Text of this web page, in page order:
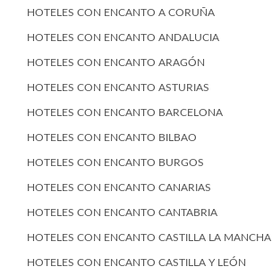
HOTELES CON ENCANTO A CORUÑA
HOTELES CON ENCANTO ANDALUCIA
HOTELES CON ENCANTO ARAGÓN
HOTELES CON ENCANTO ASTURIAS
HOTELES CON ENCANTO BARCELONA
HOTELES CON ENCANTO BILBAO
HOTELES CON ENCANTO BURGOS
HOTELES CON ENCANTO CANARIAS
HOTELES CON ENCANTO CANTABRIA
HOTELES CON ENCANTO CASTILLA LA MANCHA
HOTELES CON ENCANTO CASTILLA Y LEÓN